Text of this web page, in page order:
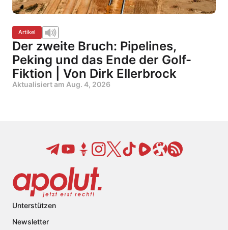
Artikel
Der zweite Bruch: Pipelines,
Peking und das Ende der Golf-
Fiktion | Von Dirk Ellerbrock
Aktualisiert am Aug. 4, 2026
Unterstützen
Newsletter